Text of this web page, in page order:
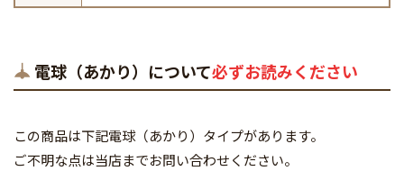
電球（あかり）について必ずお読みください
この商品は下記電球（あかり）タイプがあります。
ご不明な点は当店までお問い合わせください。